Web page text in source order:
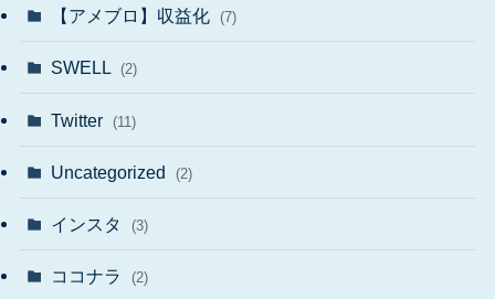
【アメブロ】収益化 (7)
SWELL (2)
Twitter (11)
Uncategorized (2)
インスタ (3)
ココナラ (2)